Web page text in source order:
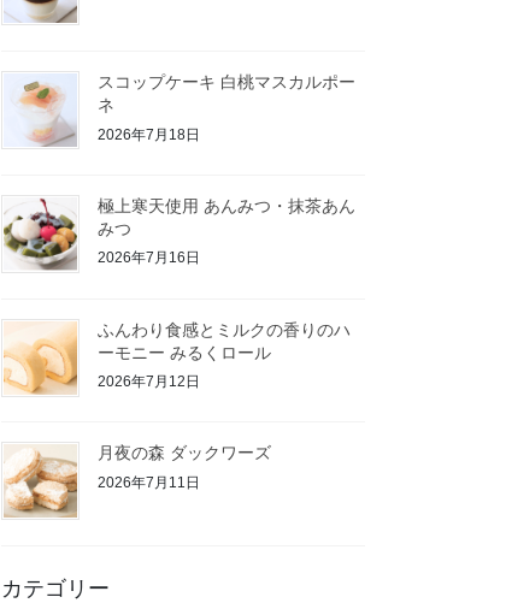
スコップケーキ 白桃マスカルポー
ネ
2026年7月18日
極上寒天使用 あんみつ・抹茶あん
みつ
2026年7月16日
ふんわり食感とミルクの香りのハ
ーモニー みるくロール
2026年7月12日
月夜の森 ダックワーズ
2026年7月11日
カテゴリー